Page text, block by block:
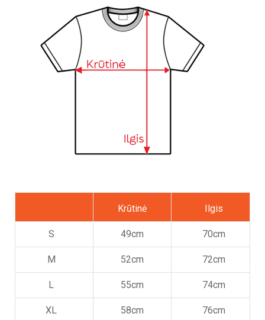
Krūtinė Ilgis
S 49cm 70cm
M 52cm 72cm
L 55cm 74cm
XL 58cm 76cm